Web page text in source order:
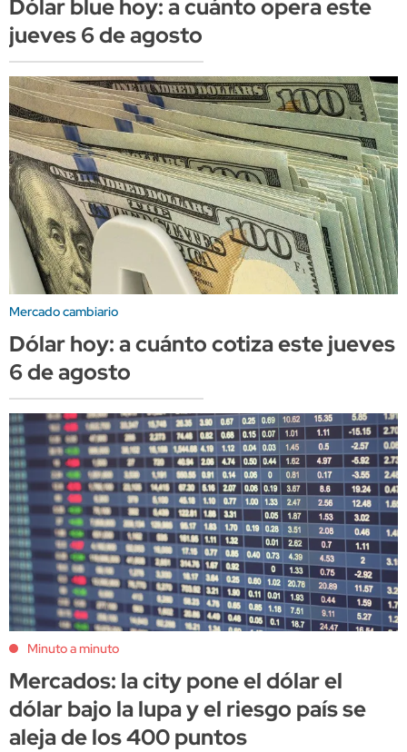
Dólar blue hoy: a cuánto opera este
jueves 6 de agosto
Mercado cambiario
Dólar hoy: a cuánto cotiza este jueves
6 de agosto
Minuto a minuto
Mercados: la city pone el dólar el
dólar bajo la lupa y el riesgo país se
aleja de los 400 puntos